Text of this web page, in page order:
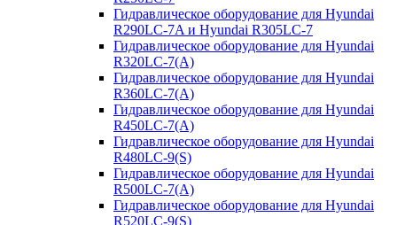
Гидравлическое оборудование для Hyundai
R290LC-7A и Hyundai R305LC-7
Гидравлическое оборудование для Hyundai
R320LC-7(A)
Гидравлическое оборудование для Hyundai
R360LC-7(A)
Гидравлическое оборудование для Hyundai
R450LC-7(A)
Гидравлическое оборудование для Hyundai
R480LC-9(S)
Гидравлическое оборудование для Hyundai
R500LC-7(A)
Гидравлическое оборудование для Hyundai
R520LC-9(S)